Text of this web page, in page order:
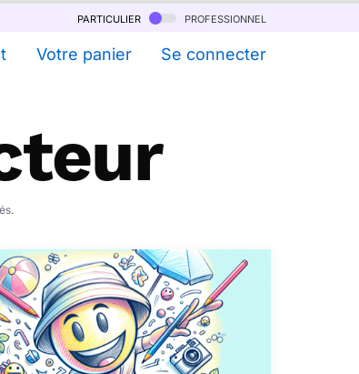
particulier professionnel
Votre panier Se connecter